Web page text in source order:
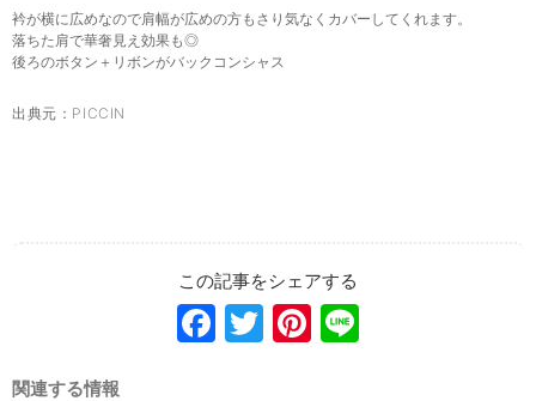
衿が横に広めなので肩幅が広めの方もさり気なくカバーしてくれます。
落ちた肩で華奢見え効果も◎
後ろのボタン＋リボンがバックコンシャス
出典元： PICCIN
Facebook
TwitterPinterest
関連する情報